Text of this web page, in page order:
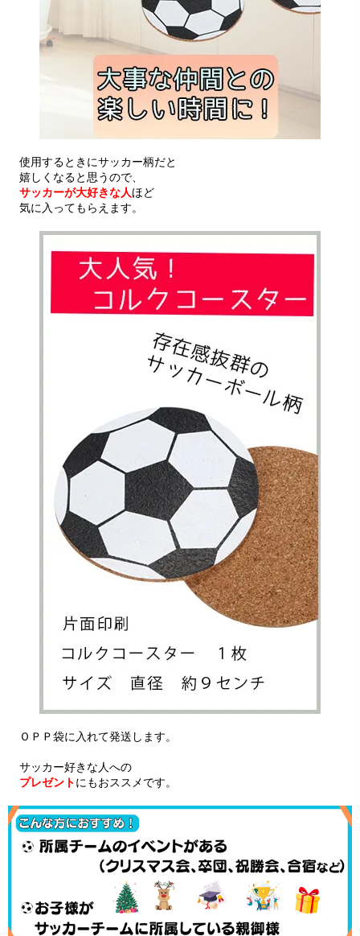
使用するときにサッカー柄だと
嬉しくなると思うので、
サッカーが大好きな人ほど
気に入ってもらえます。
ＯＰＰ袋に入れて発送します。
サッカー好きな人への
プレゼントにもおススメです。